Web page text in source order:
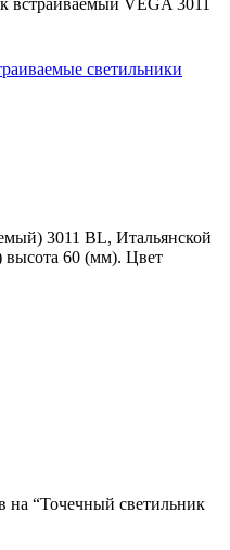
светильники
3011 BL, Итальянской
60 (мм). Цвет
на “Точечный светильник